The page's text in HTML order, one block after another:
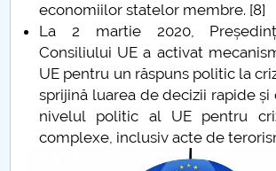
ANIVERSAREA A 162 DE ANI DE LA
PRINCIPATELOR ROMÂNE
“CAZUL” ŞTIINŢELOR UMANE. O
PRECAUTĂ
Ce mai rămâne uman în
economiilor statelor membre. [8]
La 2 martie 2020,
Consiliului UE a activat
UE pentru un răspuns politic la
sprijină luarea de decizii rapide
nivelul politic al UE pentru
complexe, inclusiv acte de